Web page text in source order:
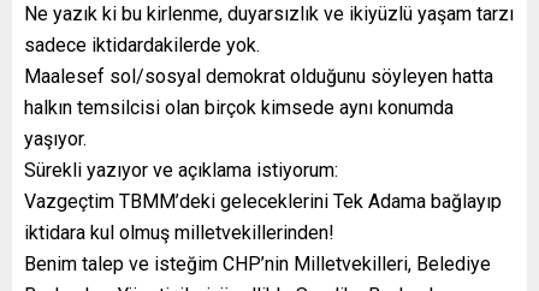
Ne yazık ki bu kirlenme, duyarsızlık ve ikiyüzlü yaşam tarzı
sadece iktidardakilerde yok.
Maalesef sol/sosyal demokrat olduğunu söyleyen hatta
halkın temsilcisi olan birçok kimsede aynı konumda
yaşıyor.
Sürekli yazıyor ve açıklama istiyorum:
Vazgeçtim TBMM’deki geleceklerini Tek Adama bağlayıp
iktidara kul olmuş milletvekillerinden!
Benim talep ve isteğim CHP’nin Milletvekilleri, Belediye